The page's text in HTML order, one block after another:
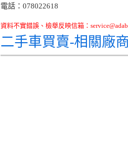
電話：078022618
資料不實錯誤、檢舉反映信箱：
二手車買賣-相關廠